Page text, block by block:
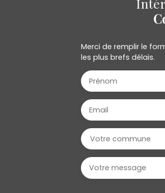
Merci de remplir le
les plus brefs délais.
Prénom
Email
Votre commune
Votre message